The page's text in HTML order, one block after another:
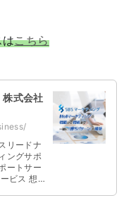
はこちら
式会社
リードナ
ングサポ
ートサー
ビス 想